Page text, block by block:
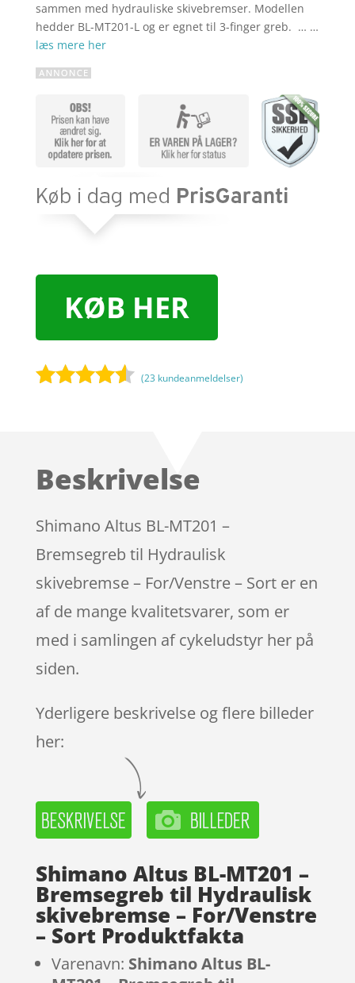
sammen med hydrauliske skivebremser. Modellen
hedder BL-MT201-L og er egnet til 3-finger greb. … …
læs mere her
KØB HER
på
mmelser
(23 kundeanmeldelser)
Beskrivelse
Shimano Altus BL-MT201 –
Bremsegreb til Hydraulisk
skivebremse – For/Venstre – Sort er en
af de mange kvalitetsvarer, som er
med i samlingen af cykeludstyr her på
siden.
Yderligere beskrivelse og flere billeder
her:
Shimano Altus BL-MT201 –
Bremsegreb til Hydraulisk
skivebremse – For/Venstre
– Sort Produktfakta
Varenavn: Shimano Altus BL-